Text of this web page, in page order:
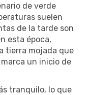
de verde
suelen
de la tarde son
esta época,
tierra mojada que
un inicio de
tranquilo, lo que